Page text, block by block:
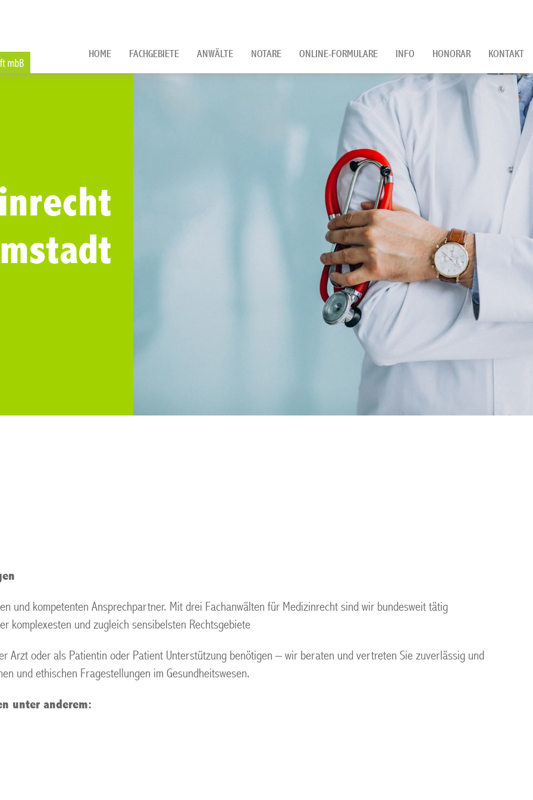
HOME FACHGEBIETE ANWÄLTE NOTARE ONLINE-FORMULARE INFO HONORAR KONTAKT
und kompetenten Ansprechpartner. Mit drei Fachanwälten für Medizinrecht sind wir bundesweit tätig
komplexesten und zugleich sensibelsten Rechtsgebiete
Arzt oder als Patientin oder Patient Unterstützung benötigen – wir beraten und vertreten Sie zuverlässig und
und ethischen Fragestellungen im Gesundheitswesen.
unter anderem: